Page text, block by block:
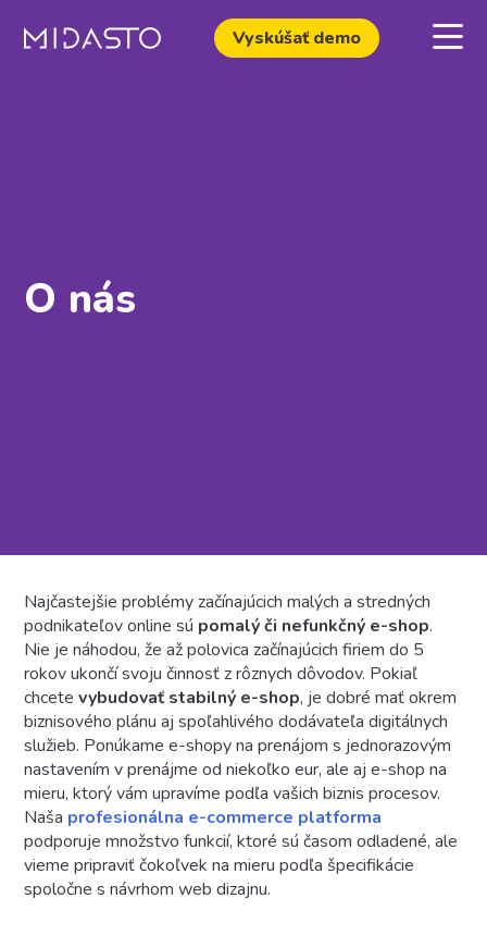
Vyskúšať demo
O nás
Najčastejšie problémy začínajúcich malých a stredných
podnikateľov online sú pomalý či nefunkčný e-shop.
Nie je náhodou, že až polovica začínajúcich firiem do 5
rokov ukončí svoju činnosť z rôznych dôvodov. Pokiaľ
chcetevybudovať stabilný e-shop, je dobré mať okrem
biznisového plánu aj spoľahlivého dodávateľa digitálnych
služieb. Ponúkame e-shopy na prenájom s jednorazovým
nastavením v prenájme od niekoľko eur, ale aj e-shop na
mieru, ktorý vám upravíme podľa vašich biznis procesov.
Naša profesionálna e-commerce platforma
podporuje množstvo funkcií, ktoré sú časom odladené, ale
vieme pripraviť čokoľvek na mieru podľa špecifikácie
spoločne s návrhom web dizajnu.